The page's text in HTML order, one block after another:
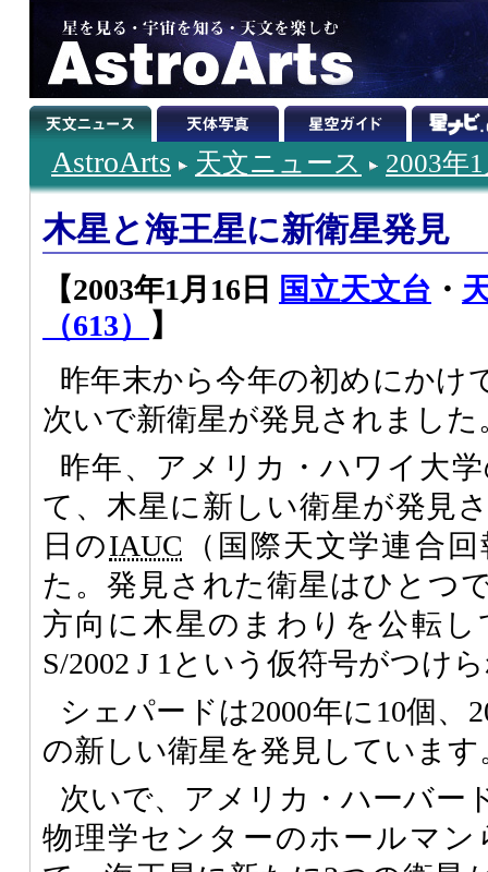
AstroArts 天文ニュース 2003年
木星と海王星に新衛星発見
【2003年1月16日 国立天文台 ・
（613）
】
昨年末から今年の初めにかけ
次いで新衛星が発見されました
昨年、アメリカ・ハワイ大
て、木星に新しい衛星が発見
日のIAUC （国際天文学連合
た。発見された衛星はひとつ
方向に木星のまわりを公転
S/2002 J 1という仮符号がつけ
シェパードは2000年に10個、
の新しい衛星を発見しています
次いで、アメリカ・ハーバー
物理学センターのホールマ